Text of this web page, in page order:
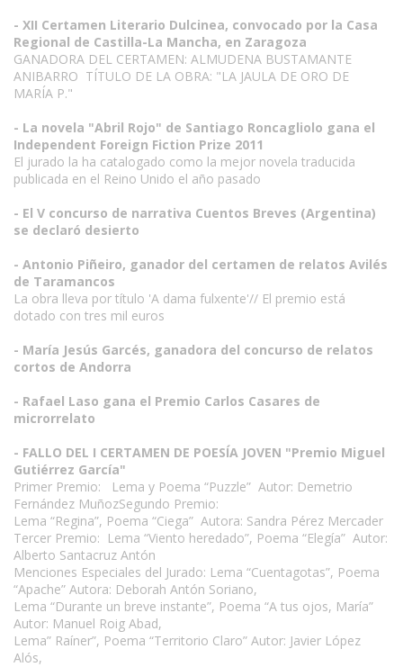
- XII Certamen Literario Dulcinea, convocado por la Casa
Regional de Castilla-La Mancha, en Zaragoza
GANADORA DEL CERTAMEN: ALMUDENA BUSTAMANTE
ANIBARRO TÍTULO DE LA OBRA: "LA JAULA DE ORO DE
MARÍA P."
- La novela "Abril Rojo" de Santiago Roncagliolo gana el
Independent Foreign Fiction Prize 2011
El jurado la ha catalogado como la mejor novela traducida
publicada en el Reino Unido el año pasado
- El V concurso de narrativa Cuentos Breves (Argentina)
se declaró desierto
- Antonio Piñeiro, ganador del certamen de relatos Avilés
de Taramancos
La obra lleva por título 'A dama fulxente'// El premio está
dotado con tres mil euros
- María Jesús Garcés, ganadora del concurso de relatos
cortos de Andorra
- Rafael Laso gana el Premio Carlos Casares de
microrrelato
- FALLO DEL I CERTAMEN DE POESÍA JOVEN "Premio Miguel
Gutiérrez García"
Primer Premio: Lema y Poema “Puzzle” Autor: Demetrio
Fernández MuñozSegundo Premio:
Lema “Regina”, Poema “Ciega” Autora: Sandra Pérez Mercader
Tercer Premio: Lema “Viento heredado”, Poema “Elegía” Autor:
Alberto Santacruz Antón
Menciones Especiales del Jurado: Lema “Cuentagotas”, Poema
“Apache” Autora: Deborah Antón Soriano,
Lema “Durante un breve instante”, Poema “A tus ojos, María”
Autor: Manuel Roig Abad,
Lema” Raíner”, Poema “Territorio Claro” Autor: Javier López
Alós,